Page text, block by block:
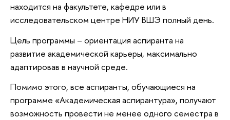
находится на факультете, кафедре или в
исследовательском центре НИУ ВШЭ полный день.
Цель программы – ориентация аспиранта на
развитие академической карьеры, максимально
адаптировав в научной среде.
Помимо этого, все аспиранты, обучающиеся на
программе «Академическая аспирантура», получают
возможность провести не менее одного семестра в